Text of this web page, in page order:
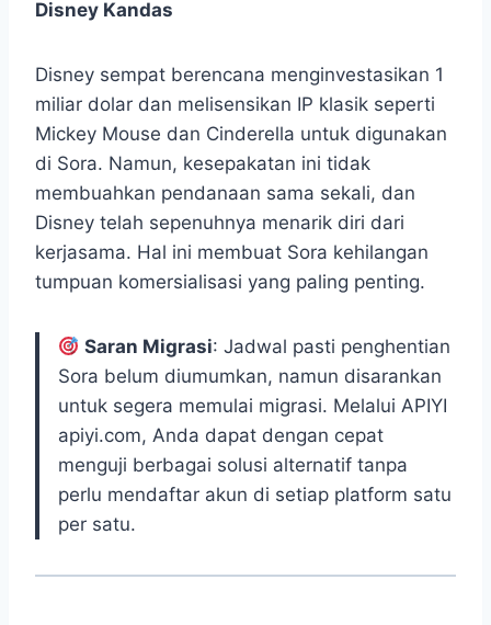
Disney Kandas
Disney sempat berencana menginvestasikan 1
miliar dolar dan melisensikan IP klasik seperti
Mickey Mouse dan Cinderella untuk digunakan
di Sora. Namun, kesepakatan ini tidak
membuahkan pendanaan sama sekali, dan
Disney telah sepenuhnya menarik diri dari
kerjasama. Hal ini membuat Sora kehilangan
tumpuan komersialisasi yang paling penting.
Saran Migrasi: Jadwal pasti penghentian
Sora belum diumumkan, namun disarankan
untuk segera memulai migrasi. Melalui APIYI
apiyi.com, Anda dapat dengan cepat
menguji berbagai solusi alternatif tanpa
perlu mendaftar akun di setiap platform satu
per satu.